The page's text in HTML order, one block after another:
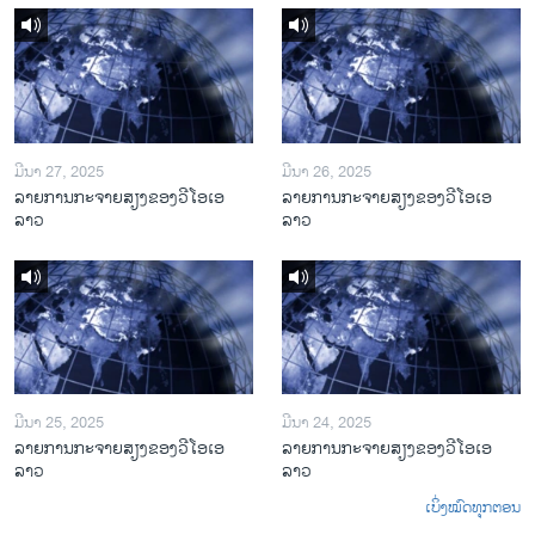
ມີນາ 27, 2025
ລາຍການກະຈາຍສຽງຂອງວີໂອເອ
ລາວ
ມີນາ 26, 2025
ລາຍການກະຈາຍສຽງຂອງວີໂອເອ
ລາວ
ມີນາ 25, 2025
ລາຍການກະຈາຍສຽງຂອງວີໂອເອ
ລາວ
ມີນາ 24, 2025
ລາຍການກະຈາຍສຽງຂອງວີໂອເອ
ລາວ
ເບິ່ງໝົດທຸກຕອນ